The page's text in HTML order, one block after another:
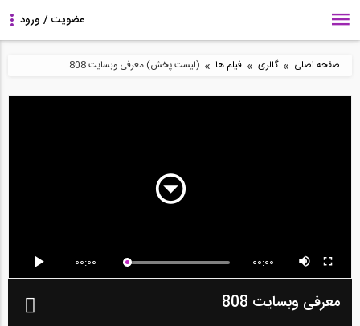
صفحه اصلی » گالری » فیلم ها » (لیست پخش) معرفی وبسایت 808
00:00 00:00
معرفی وبسایت 808